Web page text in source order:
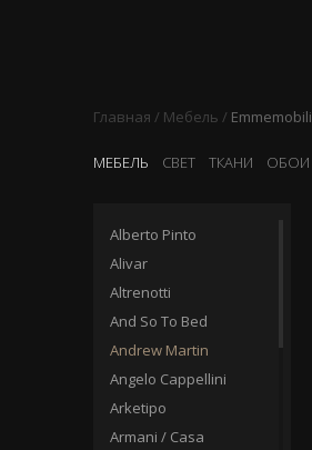
Главная / Мебель / Emmemobili
МЕБЕЛЬ СВЕТ ТКАНИ ОБОИ
Alberto Pinto
Alivar
Altrenotti
And So To Bed
Andrew Martin
Angelo Cappellini
Arketipo
Armani / Casa